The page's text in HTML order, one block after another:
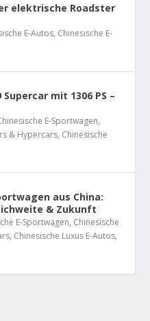
elektrische Roadster
E-Autos, Chinesische E-
Supercar mit 1306 PS –
E-Sportwagen,
& Hypercars, Chinesische
aus China:
& Zukunft
E-Sportwagen, Chinesische
, Chinesische Luxus E-Autos,